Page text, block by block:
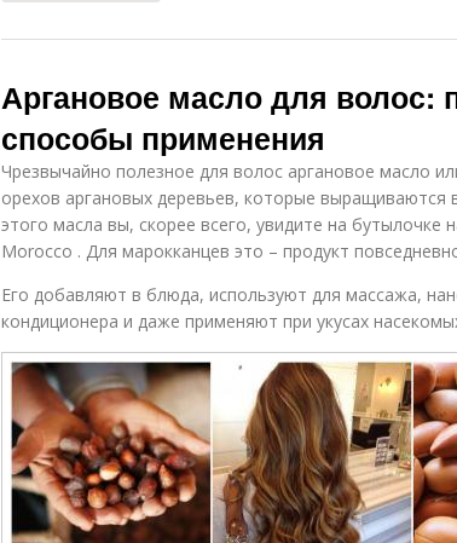
Аргановое масло для волос:
способы применения
Чрезвычайно полезное для волос аргановое масло
орехов аргановых деревьев, которые выращиваются
этого масла вы, скорее всего, увидите на бутылочке
Morocco . Для марокканцев это – продукт
Его добавляют в блюда, используют для массажа,
кондиционера и даже применяют при укусах